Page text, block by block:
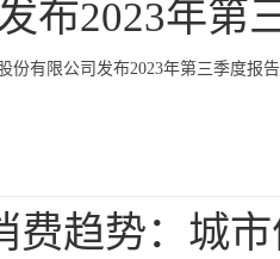
布2023年第
份有限公司发布2023年第三季度报
费趋势：城